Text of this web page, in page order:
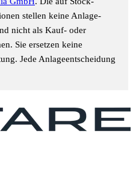
stellen keine Anlage-
nicht als Kauf- oder
Sie ersetzen keine
Jede Anlageentscheidung